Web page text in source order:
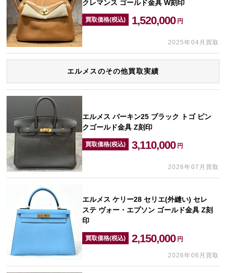
クレマンス ゴールド金具 W刻印
買取価格(税込) 1,520,000 円
2025年04月買取
エルメスのその他買取実績
エルメス バーキン25 ブラック トゴ ピン
クゴールド金具 Z刻印
買取価格(税込) 3,110,000 円
2026年07月買取
エルメス ケリー28 セリエ(外縫い) セレ
ステ ヴォー・エプソン ゴールド金具 Z刻
印
買取価格(税込) 2,150,000 円
2026年06月買取